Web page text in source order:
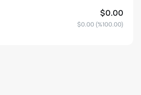
$0.00
$0.00 (%100.00)